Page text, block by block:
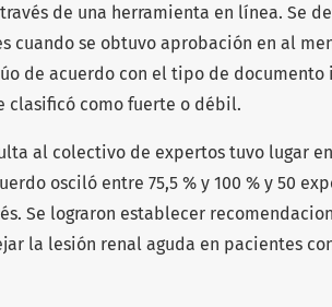
de una herramienta en línea. Se
cuando se obtuvo aprobación en al
de acuerdo con el tipo de
clasificó como fuerte o débil.
al colectivo de expertos tuvo lugar
osciló entre 75,5 % y 100 % y 50
Se lograron establecer
la lesión renal aguda en pacientes